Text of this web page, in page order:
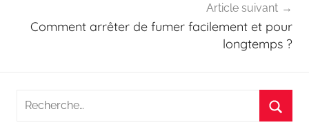
Article suivant
Comment arrêter de fumer facilement et pour
longtemps ?
Recherche